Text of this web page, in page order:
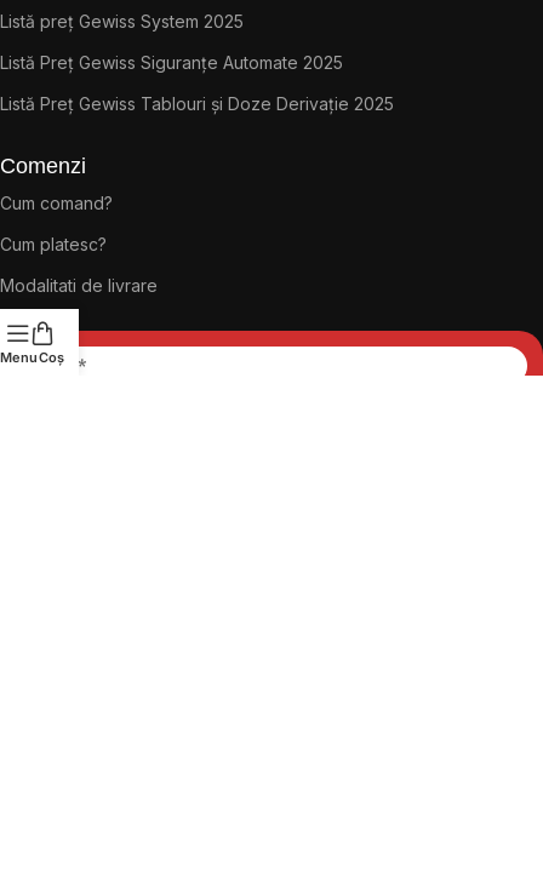
Listă preț Gewiss System 2025
Listă Preț Gewiss Siguranțe Automate 2025
Listă Preț Gewiss Tablouri și Doze Derivație 2025
Comenzi
Cum comand?
Cum platesc?
Modalitati de livrare
MenuCoș